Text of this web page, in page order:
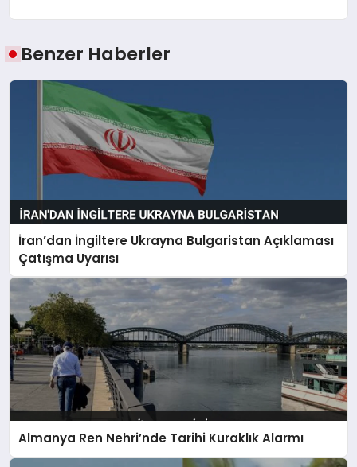
Benzer Haberler
İran’dan İngiltere Ukrayna Bulgaristan Açıklaması
Çatışma Uyarısı
Almanya Ren Nehri’nde Tarihi Kuraklık Alarmı